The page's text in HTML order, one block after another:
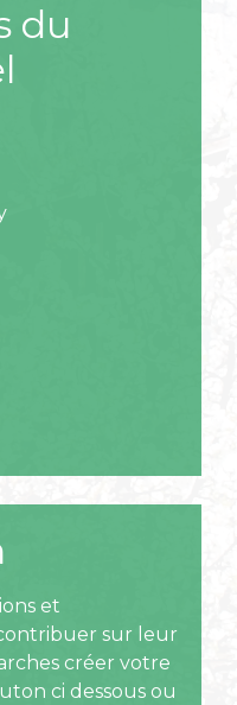
du
et
sur leur
créer votre
ci dessous ou